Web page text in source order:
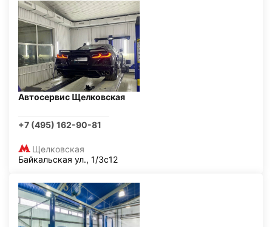
Автосервис Щелковская
+7 (495) 162-90-81
Щелковская
Байкальская ул., 1/3с12